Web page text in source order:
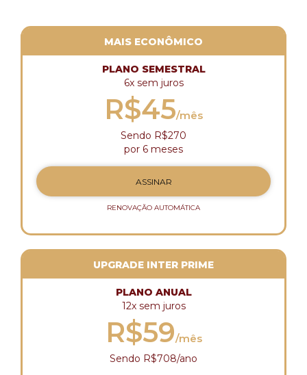
MAIS ECONÔMICO
PLANO SEMESTRAL
6x sem juros
R$45/mês
Sendo R$270
por 6 meses
ASSINAR
RENOVAÇÃO AUTOMÁTICA
UPGRADE INTER PRIME
PLANO ANUAL
12x sem juros
R$59/mês
Sendo R$708/ano